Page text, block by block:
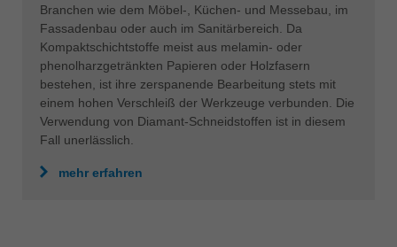
Branchen wie dem Möbel-, Küchen- und Messebau, im
Fassadenbau oder auch im Sanitärbereich. Da
Kompaktschichtstoffe meist aus melamin- oder
phenolharzgetränkten Papieren oder Holzfasern
bestehen, ist ihre zerspanende Bearbeitung stets mit
einem hohen Verschleiß der Werkzeuge verbunden. Die
Verwendung von Diamant-Schneidstoffen ist in diesem
Fall unerlässlich.
mehr erfahren